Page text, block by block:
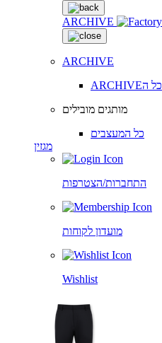
ARCHIVE
ARCHIVE
ARCHIVEכל ה
מותגים מובילים
כל המעצבים
מגזין
התחברות/הצטרפות
מועדון לקוחות
Wishlist